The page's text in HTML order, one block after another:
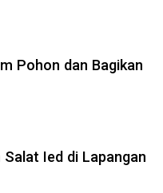
Pohon dan Bagikan
Ied di Lapangan